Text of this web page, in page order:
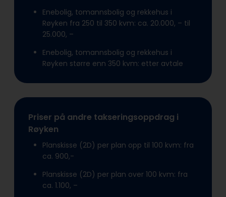
Enebolig, tomannsbolig og rekkehus i
Røyken fra 250 til 350 kvm: ca. 20.000, – til
25.000, –
Enebolig, tomannsbolig og rekkehus i
Røyken større enn 350 kvm: etter avtale
Priser på andre takseringsoppdrag i
Røyken
Planskisse (2D) per plan opp til 100 kvm: fra
ca. 900,-
Planskisse (2D) per plan over 100 kvm: fra
ca. 1.100, –